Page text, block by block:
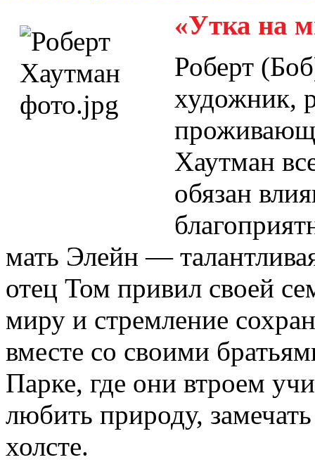
«Утка на
Роберт
художник,
Хаутман
обязан
мать Элейн —
отец Том привил своей
миру и стремление
вместе со своими
Парке, где они втроем
любить природу,
холсте.